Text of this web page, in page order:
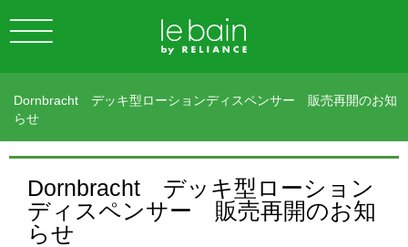
Dornbracht デッキ型ローションディスペンサー 販売再開のお知
らせ
Dornbracht デッキ型ローション
ディスペンサー 販売再開のお知
らせ